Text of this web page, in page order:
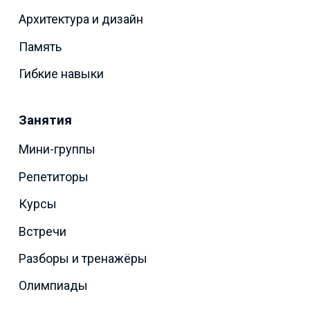
Архитектура и дизайн
Память
Гибкие навыки
Занятия
Мини-группы
Репетиторы
Курсы
Встречи
Разборы и тренажёры
Олимпиады